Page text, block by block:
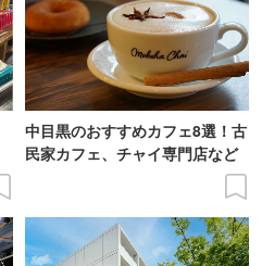
中目黒のおすすめカフェ8選！古
民家カフェ、チャイ専門店など